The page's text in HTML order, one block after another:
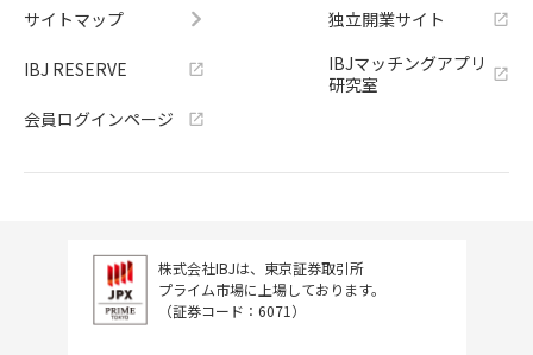
サイトマップ
IBJ RESERVE
会員ログインページ
独立開業サイト
IBJマッチングアプリ
研究室
株式会社IBJは、東京証券取引所
プライム市場に上場しております。
（証券コード：6071）